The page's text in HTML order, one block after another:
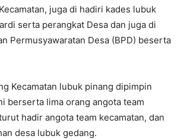
juga di hadiri kades lubuk
serta perangkat Desa dan juga di
Permusyawaratan Desa (BPD) beserta
Kecamatan lubuk pinang dipimpin
berserta lima orang angota team
hadir angota team kecamatan, dan
desa lubuk gedang.